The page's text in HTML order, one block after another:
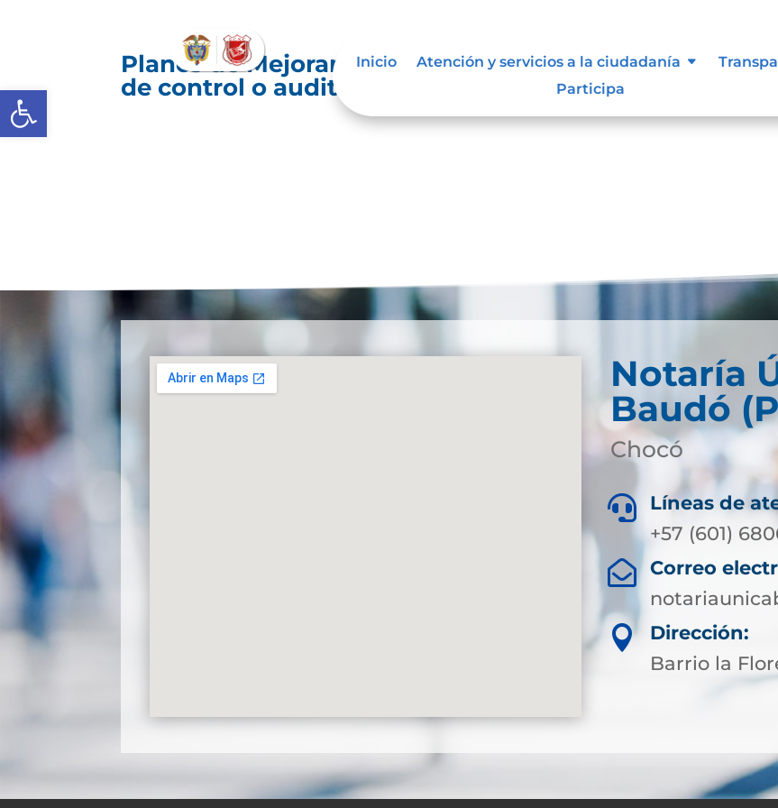
Abrir barra de herramientas
Inicio Atención y servicios a la ciudadanía
Participa
Planes de Mejoramiento vigentes exigidos por los
de control o auditoría externos o internos.
Notaría
Baudó
Chocó

Líneas de
+57 (601)

Correo

Dirección:
Barrio la